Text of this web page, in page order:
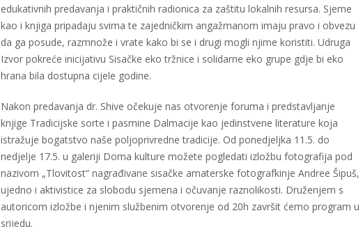
edukativnih predavanja i praktičnih radionica za zaštitu lokalnih resursa. Sjeme
kao i knjiga pripadaju svima te zajedničkim angažmanom imaju pravo i obvezu
da ga posude, razmnože i vrate kako bi se i drugi mogli njime koristiti. Udruga
Izvor pokreće inicijativu Sisačke eko tržnice i solidarne eko grupe gdje bi eko
hrana bila dostupna cijele godine.
Nakon predavanja dr. Shive očekuje nas otvorenje foruma i predstavljanje
knjige Tradicijske sorte i pasmine Dalmacije kao jedinstvene literature koja
istražuje bogatstvo naše poljoprivredne tradicije. Od ponedjeljka 11.5. do
nedjelje 17.5. u galeriji Doma kulture možete pogledati izložbu fotografija pod
nazivom „Tlovitost“ nagrađivane sisačke amaterske fotografkinje Andree Šipuš,
ujedno i aktivistice za slobodu sjemena i očuvanje raznolikosti. Druženjem s
autoricom izložbe i njenim službenim otvorenje od 20h završit ćemo program u
srijedu.